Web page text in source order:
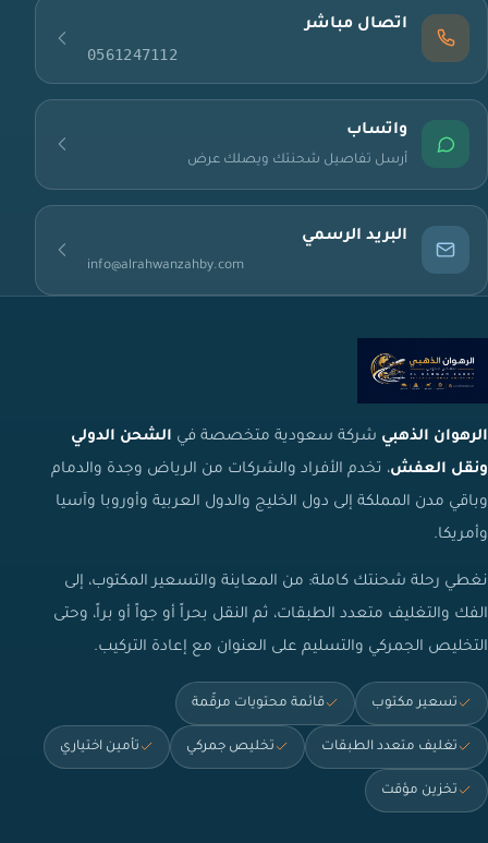
اتصال مباشر
0561247112
واتساب
أرسل تفاصيل شحنتك ويصلك عرض
البريد الرسمي
info@alrahwanzahby.com
الرهوان الذهبي شركة سعودية متخصصة في الشحن الدولي
ونقل العفش، تخدم الأفراد والشركات من الرياض وجدة والدمام
وباقي مدن المملكة إلى دول الخليج والدول العربية وأوروبا وآسيا
وأمريكا.
نغطي رحلة شحنتك كاملة: من المعاينة والتسعير المكتوب، إلى
الفك والتغليف متعدد الطبقات، ثم النقل بحراً أو جواً أو براً، وحتى
التخليص الجمركي والتسليم على العنوان مع إعادة التركيب.
تسعير مكتوب قائمة محتويات مرقّمة
تغليف متعدد الطبقات تخليص جمركي تأمين اختياري
تخزين مؤقت